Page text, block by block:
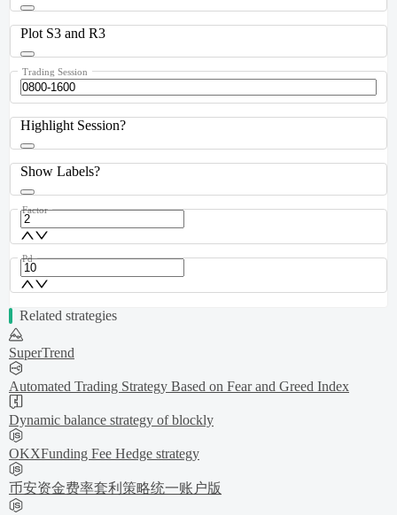
Plot S3 and R3
Trading Session
Highlight Session?
Show Labels?
Factor
Pd
Related strategies
SuperTrend
Automated Trading Strategy Based on Fear and Greed Index
Dynamic balance strategy of blockly
OKXFunding Fee Hedge strategy
币安资金费率套利策略统一账户版